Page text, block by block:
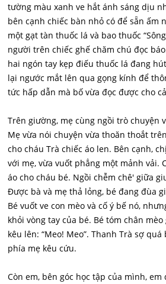
tường màu xanh ve hắt ánh sáng dịu
bên cạnh chiếc bàn nhỏ có để sẵn ấm
một gạt tàn thuốc lá và bao thuốc
người trên chiếc ghế chăm chú đọc
hai ngón tay kẹp điếu thuốc lá đang
lại ngước mắt lên qua gọng kính để
tức hấp dẫn mà bố vừa đọc được cho
Trên giường, mẹ cùng ngồi trò chuyện
Mẹ vừa nói chuyện vừa thoăn thoắt
cho cháu Trà chiếc áo len. Bên cạnh,
với mẹ, vừa vuốt phẳng một mảnh vải.
áo cho cháu bé. Ngồi chễm chê' giữa
Được bà và mẹ thả lỏng, bé đang đùa
Bé vuốt ve con mèo và cố ý bế nó,
khỏi vòng tay của bé. Bé tóm chân
kêu lên: “Meo! Meo”. Thanh Trà sợ
phía mẹ kêu cứu.
Còn em, bên góc học tập của mình,